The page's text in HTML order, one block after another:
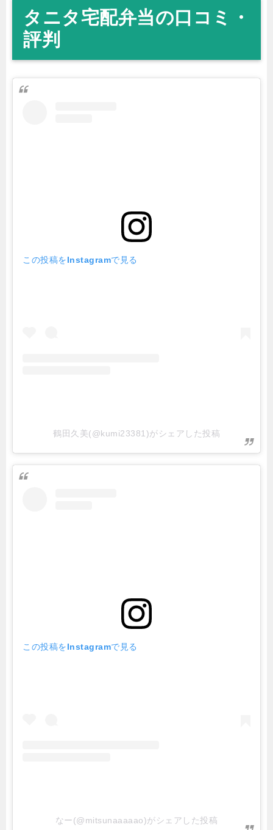
タニタ宅配弁当の口コミ・
評判
この投稿をInstagramで見る
鶴田久美(@kumi23381)がシェアした投稿
この投稿をInstagramで見る
なー(@mitsunaaaaao)がシェアした投稿